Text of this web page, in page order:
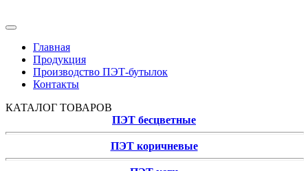
Главная
Продукция
Производство ПЭТ-бутылок
Контакты
КАТАЛОГ ТОВАРОВ
ПЭТ бесцветные
ПЭТ коричневые